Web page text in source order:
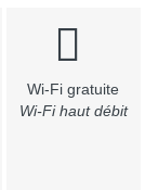
Wi-Fi gratuite
Wi-Fi haut débit